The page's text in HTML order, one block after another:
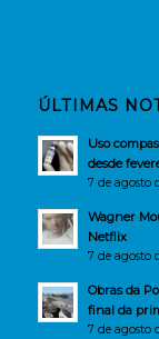
ÚLTIMAS
Uso
desde
7 de agosto
Wagner
Netflix
7 de agosto
Obras da
final da
7 de agosto